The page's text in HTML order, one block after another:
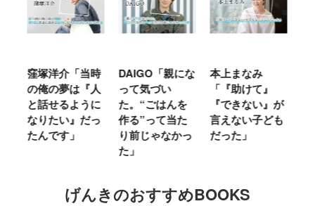
DAIGO「親にな
って気づい
た。“ごはんを
作る”って当た
り前じゃなかっ
本上まなみ
「『助けて』
『できない』が
言えない子ども
だった」
千原せいじ「子
育ては自分のイ
ヤな面に直面す
ることが多かっ
た」
げんきのおすすめBOOKS